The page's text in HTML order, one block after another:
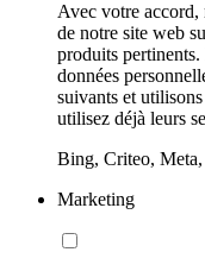
Avec votre accord,
de notre site web
produits
données
suivants et
utilisez déjà leurs
Bing, Criteo,
Marketing